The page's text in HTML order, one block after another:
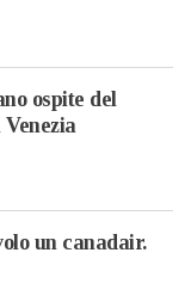
ospite del
un canadair.